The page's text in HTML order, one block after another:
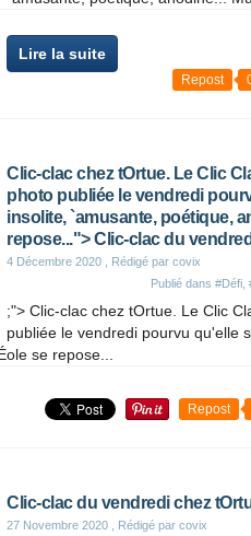
Lire la suite
Repost
Clic-clac chez tOrtue. Le Clic
photo publiée le vendredi
insolite, `amusante, poétique,
repose..."> Clic-clac du
4 Décembre 2020 , Rédigé par covix
Publié dans #Défi
;"> Clic-clac chez tOrtue. Le Clic
publiée le vendredi pourvu qu'elle
se repose...
Repost
Clic-clac du vendredi chez
27 Novembre 2020 , Rédigé par covix